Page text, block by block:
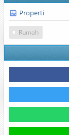
Properti
Rumah